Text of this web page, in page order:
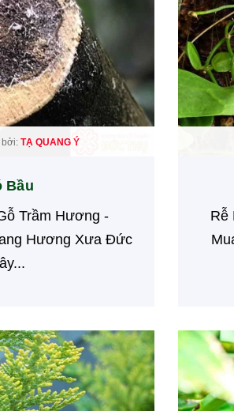
bởi:TẠ QUANG Ý
Bầu
Trầm Hương -
Hương Xưa Đức
Rễ